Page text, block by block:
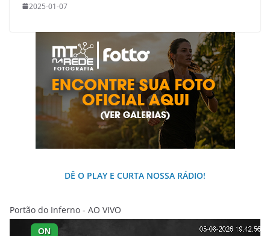
2025-01-07
DÊ O PLAY E CURTA NOSSA RÁDIO!
Portão do Inferno - AO VIVO